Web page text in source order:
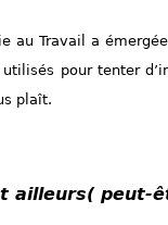
au Travail a
utilisés pour tenter
plaît.
ailleurs( peut-